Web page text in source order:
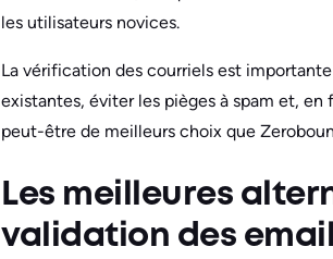
les utilisateurs novices.
La vérification des courriels est
existantes, éviter les pièges à spam et,
peut-être de meilleurs choix que
Les meilleures
validation des